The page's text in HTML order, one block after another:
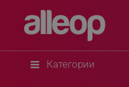
Категории
Klausberg
Кутия за хляб
преден капак,
★★★★★(0)